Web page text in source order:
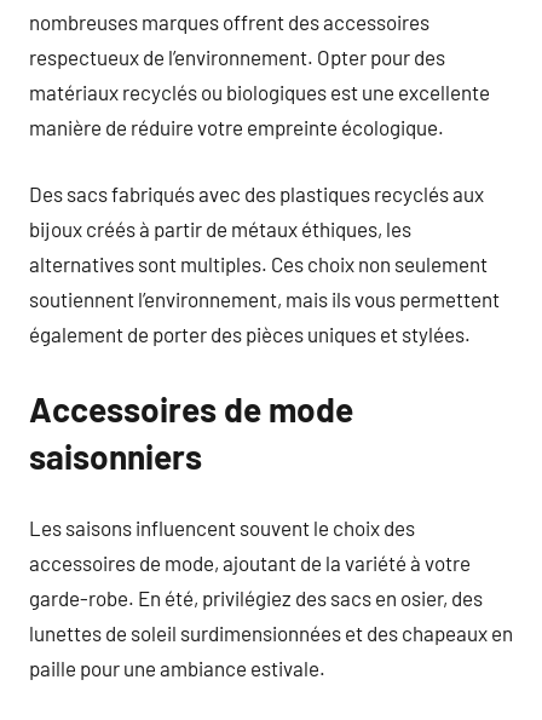
nombreuses marques offrent des accessoires
respectueux de l’environnement. Opter pour des
matériaux recyclés ou biologiques est une excellente
manière de réduire votre empreinte écologique.
Des sacs fabriqués avec des plastiques recyclés aux
bijoux créés à partir de métaux éthiques, les
alternatives sont multiples. Ces choix non seulement
soutiennent l’environnement, mais ils vous permettent
également de porter des pièces uniques et stylées.
Accessoires de mode
saisonniers
Les saisons influencent souvent le choix des
accessoires de mode, ajoutant de la variété à votre
garde-robe. En été, privilégiez des sacs en osier, des
lunettes de soleil surdimensionnées et des chapeaux en
paille pour une ambiance estivale.